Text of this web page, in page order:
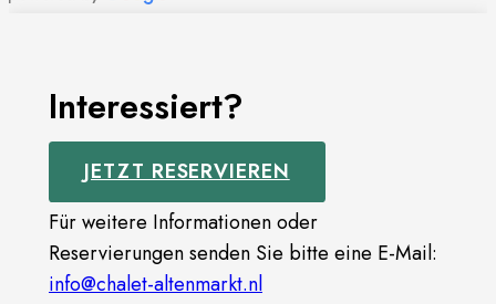
Interessiert?
JETZT RESERVIEREN
Für weitere Informationen oder
Reservierungen senden Sie bitte eine E-Mail:
info@chalet-altenmarkt.nl